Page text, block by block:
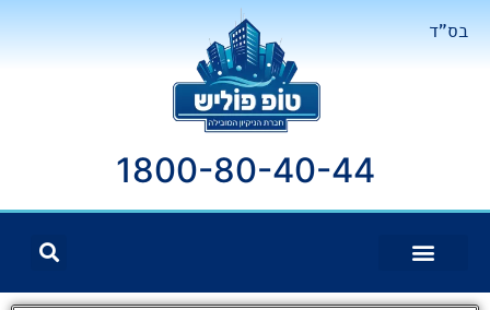
בס"ד
1800-80-40-44